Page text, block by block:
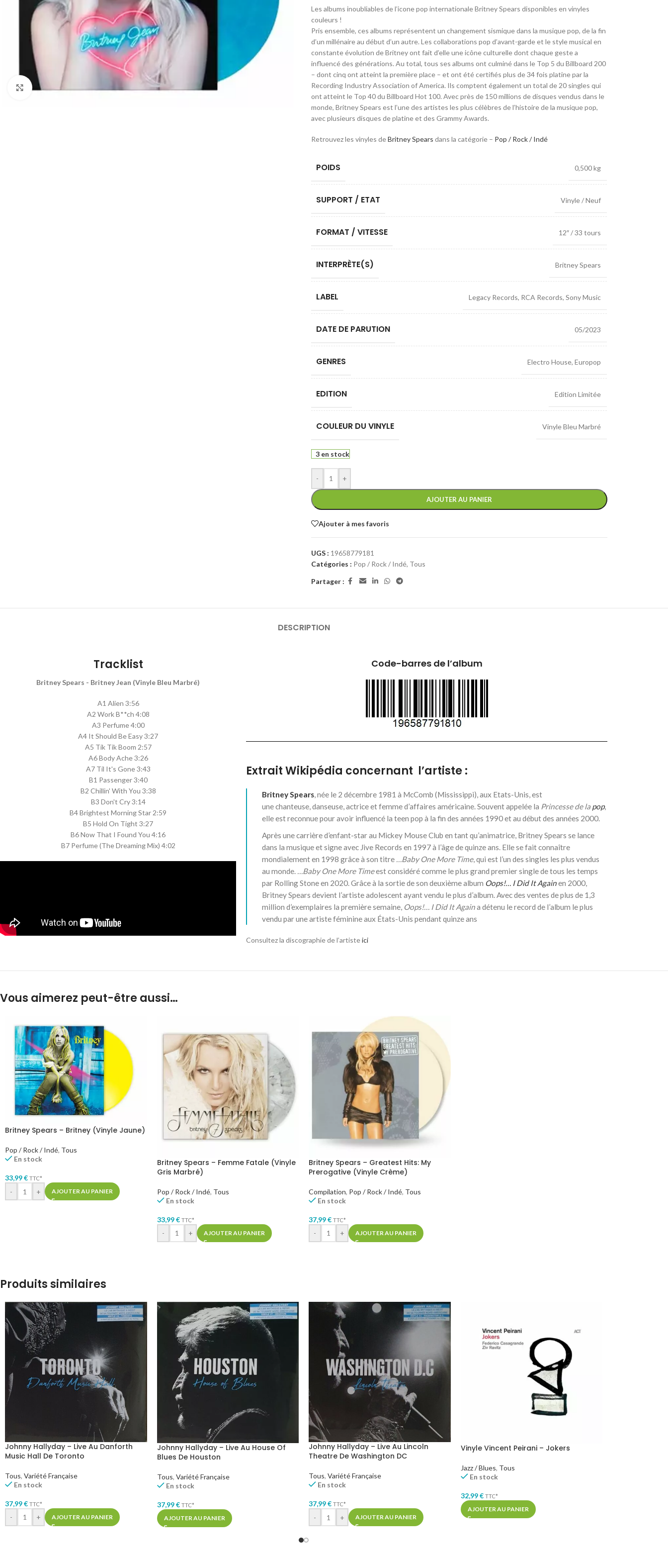
Cliquez pour agrandir
Les albums inoubliables de l’icone pop internationale Britney Spears disponibles en vinyles
couleurs !
Pris ensemble, ces albums représentent un changement sismique dans la musique pop, de la fin
d’un millénaire au début d’un autre. Les collaborations pop d’avant-garde et le style musical en
constante évolution de Britney ont fait d’elle une icône culturelle dont chaque geste a
influencé des générations. Au total, tous ses albums ont culminé dans le Top 5 du Billboard 200
– dont cinq ont atteint la première place – et ont été certifiés plus de 34 fois platine par la
Recording Industry Association of America. Ils comptent également un total de 20 singles qui
ont atteint le Top 40 du Billboard Hot 100. Avec près de 150 millions de disques vendus dans le
monde, Britney Spears est l’une des artistes les plus célèbres de l’histoire de la musique pop,
avec plusieurs disques de platine et des Grammy Awards.
Retrouvez les vinyles deBritney Spears dans la catégorie – Pop / Rock / Indé
POIDS 0,500 kg
SUPPORT / ETAT Vinyle / Neuf
FORMAT / VITESSE 12″ / 33 tours
INTERPRÈTE(S) Britney Spears
LABEL Legacy Records, RCA Records, Sony Music
DATE DE PARUTION 05/2023
GENRES Electro House, Europop
EDITION Edition Limitée
COULEUR DU VINYLE Vinyle Bleu Marbré
3 en stock
- +
AJOUTER AU PANIER
Ajouter à mes favoris
UGS : 19658779181
Catégories : Pop / Rock / Indé, Tous
Partager :
DESCRIPTION
Tracklist
Britney Spears - Britney Jean (Vinyle Bleu Marbré)
A1 Alien 3:56
A2 Work B**ch 4:08
A3 Perfume 4:00
A4 It Should Be Easy 3:27
A5 Tik Tik Boom 2:57
A6 Body Ache 3:26
A7 Til It's Gone 3:43
B1 Passenger 3:40
B2 Chillin' With You 3:38
B3 Don't Cry 3:14
B4 Brightest Morning Star 2:59
B5 Hold On Tight 3:27
B6 Now That I Found You 4:16
B7 Perfume (The Dreaming Mix) 4:02
Code-barres de l’album
Extrait Wikipédia concernant l’artiste :
Britney Spears, née le 2 décembre 1981 à McComb (Mississippi), aux Etats-Unis, est
une chanteuse, danseuse, actrice et femme d’affaires américaine. Souvent appelée la Princesse de la pop,
elle est reconnue pour avoir influencé la teen pop à la fin des années 1990 et au début des années 2000.
Après une carrière d’enfant-star au Mickey Mouse Club en tant qu’animatrice, Britney Spears se lance
dans la musique et signe avec Jive Records en 1997 à l’âge de quinze ans. Elle se fait connaître
mondialement en 1998 grâce à son titre …Baby One More Time, qui est l’un des singles les plus vendus
au monde. …Baby One More Timeest considéré comme le plus grand premier single de tous les temps
par Rolling Stone en 2020. Grâce à la sortie de son deuxième album Oops!… I Did It Againen 2000,
Britney Spears devient l’artiste adolescent ayant vendu le plus d’album. Avec des ventes de plus de 1,3
million d’exemplaires la première semaine, Oops!… I Did It Againa détenu le record de l’album le plus
vendu par une artiste féminine aux États-Unis pendant quinze ans
Consultez la discographie de l’artisteici
Vous aimerez peut-être aussi…
Britney Spears – Britney (Vinyle Jaune)
Pop / Rock / Indé, Tous
En stock
33,99€ TTC*
- + AJOUTER AU PANIER
Britney Spears – Femme Fatale (Vinyle
Gris Marbré)
Pop / Rock / Indé, Tous
En stock
33,99€ TTC*
- + AJOUTER AU PANIER
Britney Spears – Greatest Hits: My
Prerogative (Vinyle Crème)
Compilation, Pop / Rock / Indé, Tous
En stock
37,99€ TTC*
- + AJOUTER AU PANIER
Produits similaires
Johnny Hallyday – Live Au Danforth
Music Hall De Toronto
Tous, Variété Française
En stock
37,99€ TTC*
- + AJOUTER AU PANIER
Johnny Hallyday – Live Au House Of
Blues De Houston
Tous, Variété Française
En stock
37,99€ TTC*
AJOUTER AU PANIER
Johnny Hallyday – Live Au Lincoln
Theatre De Washington DC
Tous, Variété Française
En stock
37,99€ TTC*
- + AJOUTER AU PANIER
Vinyle Vincent Peirani – Jokers
Jazz / Blues, Tous
En stock
32,99€ TTC*
AJOUTER AU PANIER